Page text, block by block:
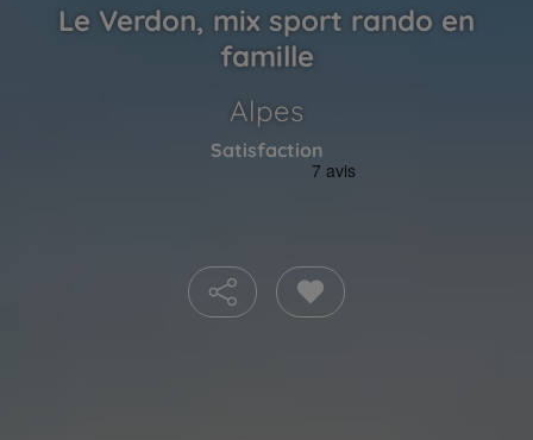
Le Verdon, mix sport rando en
famille
Alpes
Satisfaction